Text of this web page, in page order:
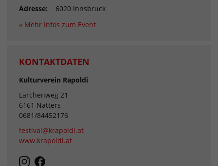
Adresse:
6020 Innsbruck
» Mehr Infos zum Event
KONTAKTDATEN
Kulturverein Rapoldi
Lärchenweg 21
6161 Natters
0681/84452176
festival@krapoldi.at
www.krapoldi.at